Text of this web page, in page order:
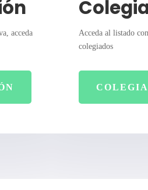
acceda
Acceda al listado
colegiados